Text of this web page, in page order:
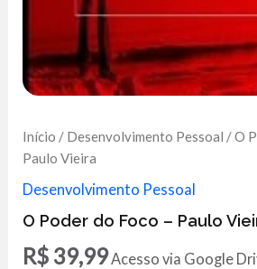
Início / Desenvolvimento Pessoal / O
Paulo Vieira
Desenvolvimento Pessoal
O Poder do Foco – Paulo
R$ 39,99Acesso via Google